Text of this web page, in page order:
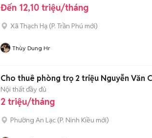
Đến 12,10 triệu/tháng
Xã Thạch Hạ (P. Trần Phú mới)
Thùy Dung Hr
Cho thuê phòng trọ 2 triệu Nguyễn Văn
Nội thất đầy đủ
2 triệu/tháng
Phường An Lạc (P. Ninh Kiều mới)